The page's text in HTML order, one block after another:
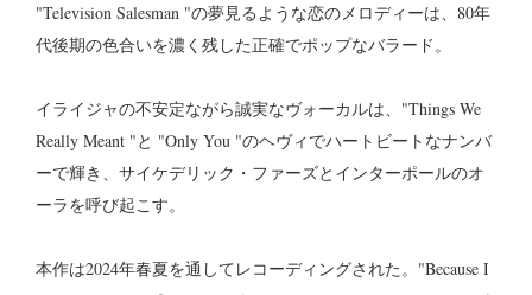
"Television Salesman "の夢見るような恋のメロディーは、80年
代後期の色合いを濃く残した正確でポップなバラード。
イライジャの不安定ながら誠実なヴォーカルは、"Things We
Really Meant "と "Only You "のヘヴィでハートビートなナンバ
ーで輝き、サイケデリック・ファーズとインターポールのオ
ーラを呼び起こす。
本作は2024年春夏を通してレコーディングされた。"Because I